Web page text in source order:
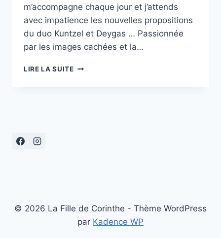
m’accompagne chaque jour et j’attends
avec impatience les nouvelles propositions
du duo Kuntzel et Deygas … Passionnée
par les images cachées et la…
LIRE LA SUITEJ’AIME
© 2026 La Fille de Corinthe - Thème WordPress
par Kadence WP